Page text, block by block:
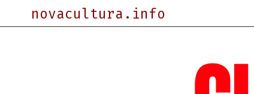
novacultura.info